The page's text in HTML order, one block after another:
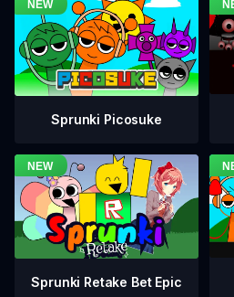
Sprunki Picosuke
Sprunki Retake Bet Epic